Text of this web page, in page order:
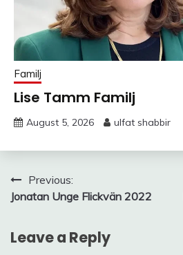
Familj
Lise Tamm Familj
August 5, 2026 ulfat shabbir
Post
navigation
Previous:
Jonatan Unge Flickvän 2022
Leave a Reply